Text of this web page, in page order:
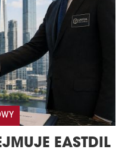
EASTDIL